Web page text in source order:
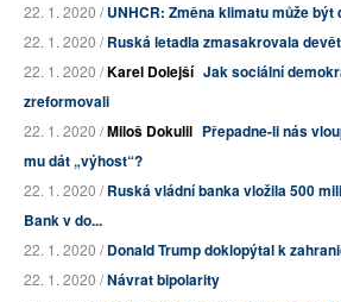
22. 1. 2020 /UNHCR: Změna klimatu může
22. 1. 2020 /Ruská letadla zmasakrovala
22. 1. 2020 /Karel Dolejší Jak sociální
zreformovali
22. 1. 2020 /Miloš Dokulil Přepadne-li nás
mu dát „výhost“?
22. 1. 2020 /Ruská vládní banka vložila 500
Bank v do...
22. 1. 2020 /Donald Trump doklopýtal k
22. 1. 2020 /Návrat bipolarity